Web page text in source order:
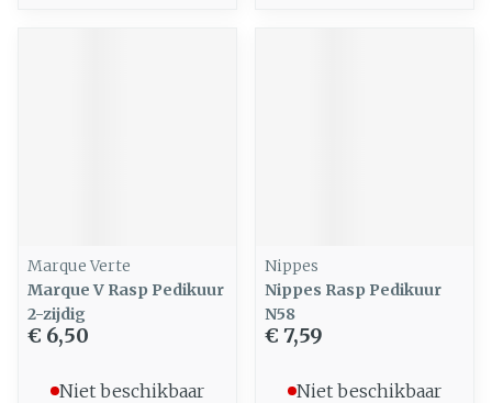
Marque Verte
Marque V Rasp Pedikuur
2-zijdig
€ 6,50
Niet beschikbaar
Nippes
Nippes Rasp Pedikuur
N58
€ 7,59
Niet beschikbaar